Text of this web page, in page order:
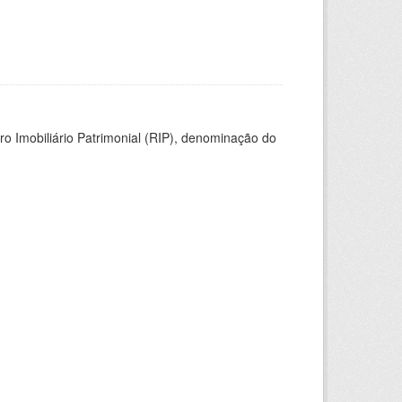
Imobiliário Patrimonial (RIP), denominação do